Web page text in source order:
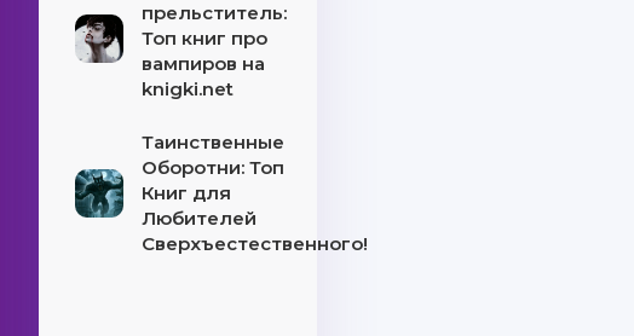
прельститель:
Топ книг про
вампиров на
knigki.net
Таинственные
Оборотни: Топ
Книг для
Любителей
Сверхъестественного!